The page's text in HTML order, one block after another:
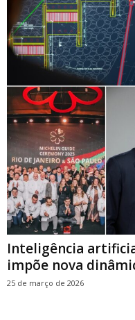
Inteligência
impõe nova
25 de março de 2026